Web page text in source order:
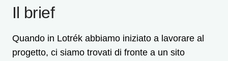
Il brief
Quando in Lotrék abbiamo iniziato a lavorare al
progetto, ci siamo trovati di fronte a un sito